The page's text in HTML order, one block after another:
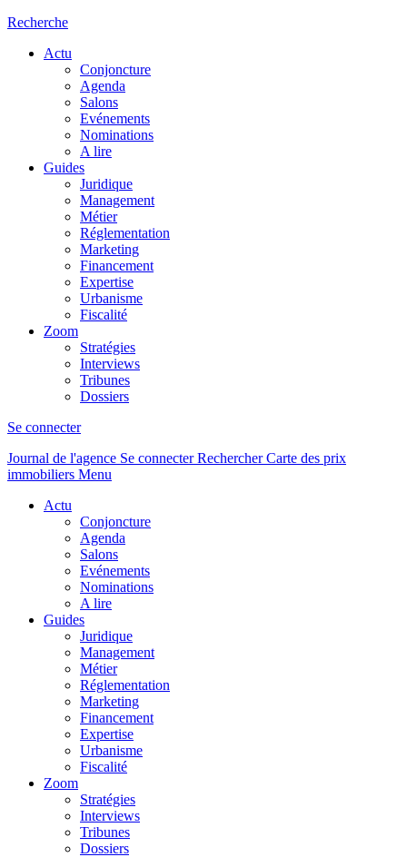
Recherche
Actu
Conjoncture
Agenda
Salons
Evénements
Nominations
A lire
Guides
Juridique
Management
Métier
Réglementation
Marketing
Financement
Expertise
Urbanisme
Fiscalité
Zoom
Stratégies
Interviews
Tribunes
Dossiers
Se connecter
Journal de l'agence Se connecterRechercher Carte des prix
immobiliers Menu
Actu
Conjoncture
Agenda
Salons
Evénements
Nominations
A lire
Guides
Juridique
Management
Métier
Réglementation
Marketing
Financement
Expertise
Urbanisme
Fiscalité
Zoom
Stratégies
Interviews
Tribunes
Dossiers